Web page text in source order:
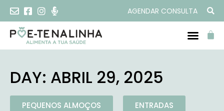
AGENDAR CONSULTA
DAY: ABRIL 29, 2025
PEQUENOS ALMOÇOS ENTRADAS